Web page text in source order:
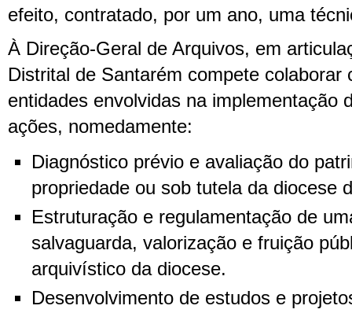
efeito, contratado, por um ano, uma
À Direção-Geral de Arquivos, em
Distrital de Santarém compete colaborar
entidades envolvidas na implementação
ações, nomedamente:
Diagnóstico prévio e avaliação do
propriedade ou sob tutela da diocese
Estruturação e regulamentação de
salvaguarda, valorização e fruição
arquivístico da diocese.
Desenvolvimento de estudos e